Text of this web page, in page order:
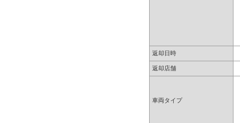
返却日時
返却店舗
車両タイプ